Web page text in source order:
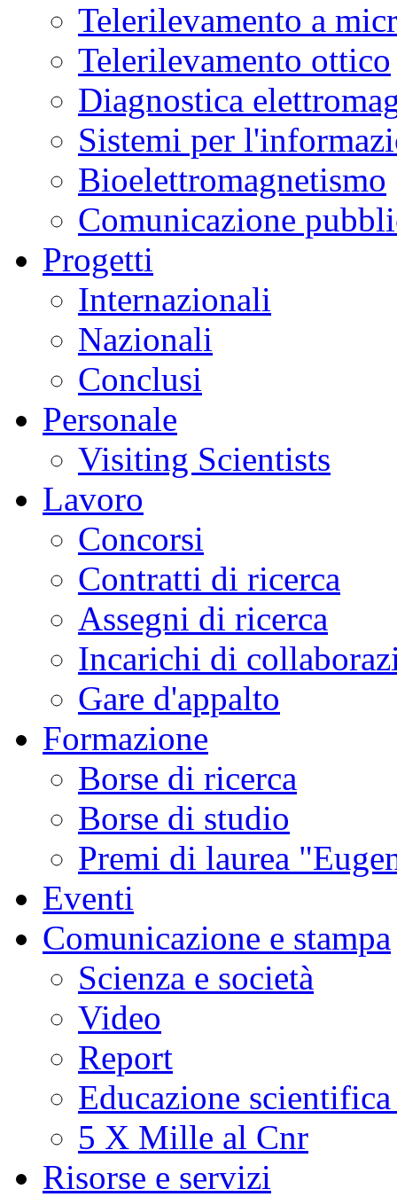
Telerilevamento a
Telerilevamento ottico
Diagnostica
Sistemi per
Bioelettromagnetismo
Comunicazione
Progetti
Internazionali
Nazionali
Conclusi
Personale
Visiting Scientists
Lavoro
Concorsi
Contratti di ricerca
Assegni di ricerca
Incarichi di
Gare d'appalto
Formazione
Borse di ricerca
Borse di studio
Premi di laurea
Eventi
Comunicazione e stampa
Scienza e società
Video
Report
Educazione
5 X Mille al Cnr
Risorse e servizi